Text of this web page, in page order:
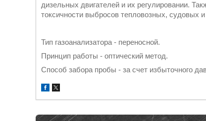
дизельных двигателей и их регулировании.
токсичности выбросов тепловозных, судовых
Тип газоанализатора - переносной.
Принцип работы - оптический метод.
Способ забора пробы - за счет избыточного